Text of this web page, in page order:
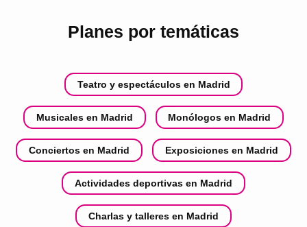
Planes por temáticas
Teatro y espectáculos en Madrid
Musicales en Madrid Monólogos en Madrid
Conciertos en Madrid Exposiciones en Madrid
Actividades deportivas en Madrid
Charlas y talleres en Madrid